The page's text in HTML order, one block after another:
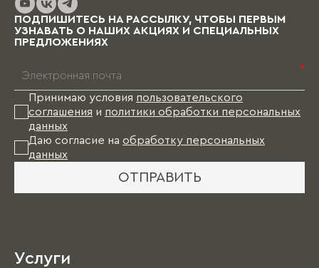
ПОДПИШИТЕСЬ НА РАССЫЛКУ, ЧТОБЫ ПЕРВЫМ
УЗНАВАТЬ О НАШИХ АКЦИЯХ И СПЕЦИАЛЬНЫХ
ПРЕДЛОЖЕНИЯХ
*
Принимаю условия пользовательского
соглашения и политики обработки персональных
данных
Даю согласие на обработку персональных
данных
ОТПРАВИТЬ
Услуги